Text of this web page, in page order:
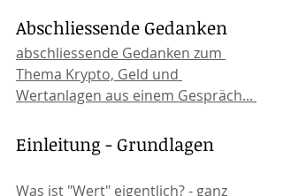
Abschliessende Gedanken
abschliessende Gedanken zum
Thema Krypto, Geld und
Wertanlagen aus einem Gespräch...
Einleitung - Grundlagen
Was ist "Wert" eigentlich? - ganz